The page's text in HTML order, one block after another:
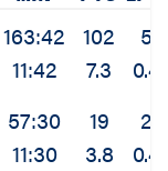
163:42
11:42
102
7.3
5
0.4
57:30
11:30
19
3.8
2
0.4